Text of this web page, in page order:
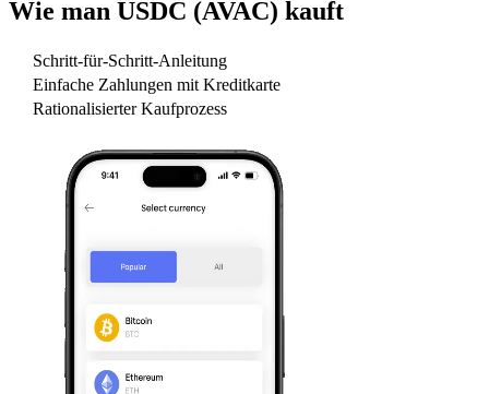
Wie man USDC (AVAC) kauft
Schritt-für-Schritt-Anleitung
Einfache Zahlungen mit Kreditkarte
Rationalisierter Kaufprozess